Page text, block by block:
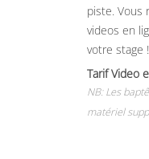
piste. Vous
videos en
votre stage !
Tarif Video
NB: Les
matériel